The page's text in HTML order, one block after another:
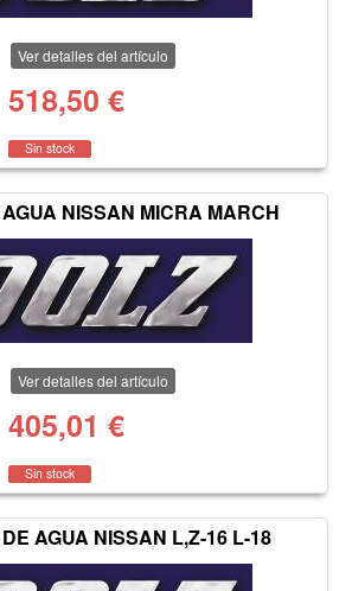
Ver detalles del artículo
518,50 €
Sin stock
NISSAN MICRA MARCH
Ver detalles del artículo
405,01 €
Sin stock
AGUA NISSAN L,Z-16 L-18